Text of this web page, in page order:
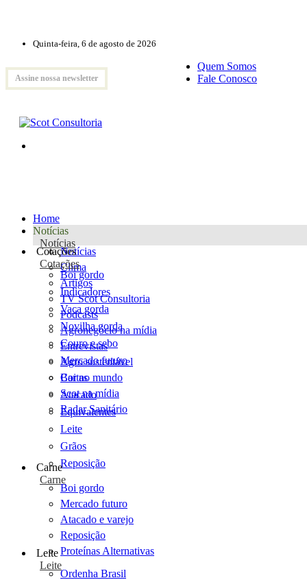
Quinta-feira, 6 de agosto de 2026
Assine nossa newsletter
Quem Somos
Fale Conosco
Home
Notícias
Notícias
Notícias
Clima
Artigos
TV Scot Consultoria
Podcasts
Agronegócio na mídia
Entrevistas
Agro sustentável
Cartas
Scot na mídia
Radar Sanitário
Cotações
Cotações
Boi gordo
Indicadores
Vaca gorda
Novilha gorda
Couro e sebo
Mercado futuro
Boi no mundo
Atacado
Equivalentes
Leite
Grãos
Reposição
Carne
Carne
Boi gordo
Mercado futuro
Atacado e varejo
Reposição
Proteínas Alternativas
Leite
Leite
Ordenha Brasil